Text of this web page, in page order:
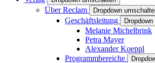
Über Reclam Dropdown
Geschäftsleitung
Melanie Michelbrink
Petra Mayer
Alexander Koeppl
Programmbereiche